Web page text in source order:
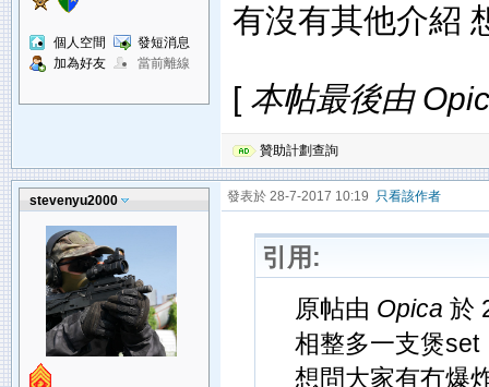
個人空間
發短消息
加為好友
當前離線
有沒有其他介紹
[本帖最後由
贊助計劃查詢
stevenyu2000 發表於 28-7-2017 10:19 只看該作者
引用:
原帖由 Opica 於
相整多一支煲set
想問大家有冇爆